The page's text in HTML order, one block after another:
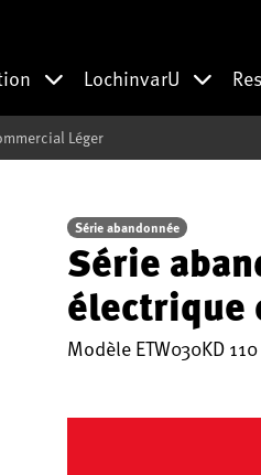
LochinvarU
Léger
Série abandonnée
Série
électrique
ModèleETW030KD 110